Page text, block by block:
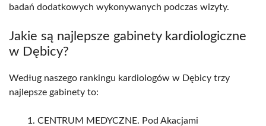
badań dodatkowych wykonywanych podczas wizyty.
Jakie są najlepsze gabinety kardiologiczne
w Dębicy?
Według naszego rankingu kardiologów w Dębicy trzy
najlepsze gabinety to:
CENTRUM MEDYCZNE. Pod Akacjami